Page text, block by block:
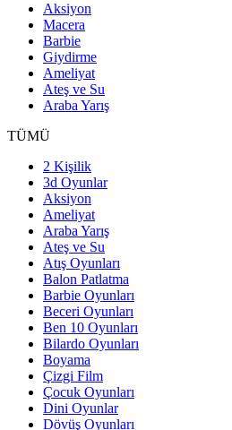
Aksiyon
Macera
Barbie
Giydirme
Ameliyat
Ateş ve Su
Araba Yarış
TÜMÜ
2 Kişilik
3d Oyunlar
Aksiyon
Ameliyat
Araba Yarış
Ateş ve Su
Atış Oyunları
Balon Patlatma
Barbie Oyunları
Beceri Oyunları
Ben 10 Oyunları
Bilardo Oyunları
Boyama
Çizgi Film
Çocuk Oyunları
Dini Oyunlar
Dövüş Oyunları